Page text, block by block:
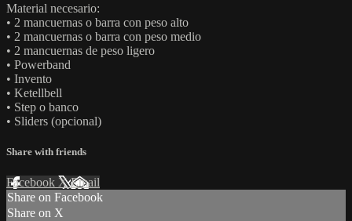
Material necesario:
• 2 mancuernas o barra con peso alto
• 2 mancuernas o barra con peso medio
• 2 mancuernas de peso ligero
• Powerband
• Invento
• Ketellbell
• Step o banco
• Sliders (opcional)
Share with friends
Facebook XEmail
Share on Facebook
Share on X